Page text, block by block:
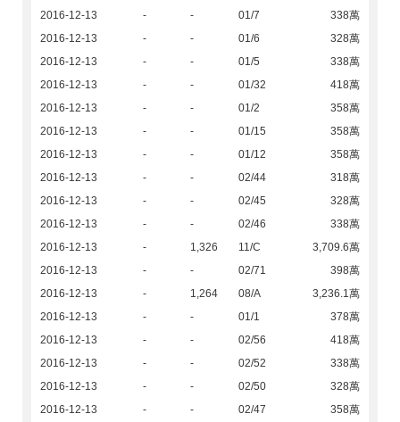
2016-12-13
- - 01/7
338萬
2016-12-13
- - 01/6
328萬
2016-12-13
- - 01/5
338萬
2016-12-13
- - 01/32
418萬
2016-12-13
- - 01/2
358萬
2016-12-13
- - 01/15
358萬
2016-12-13
- - 01/12
358萬
2016-12-13
- - 02/44
318萬
2016-12-13
- - 02/45
328萬
2016-12-13
- - 02/46
338萬
2016-12-13
- 1,326 11/C
3,709.6萬
2016-12-13
- - 02/71
398萬
2016-12-13
- 1,264 08/A
3,236.1萬
2016-12-13
- - 01/1
378萬
2016-12-13
- - 02/56
418萬
2016-12-13
- - 02/52
338萬
2016-12-13
- - 02/50
328萬
2016-12-13
- - 02/47
358萬